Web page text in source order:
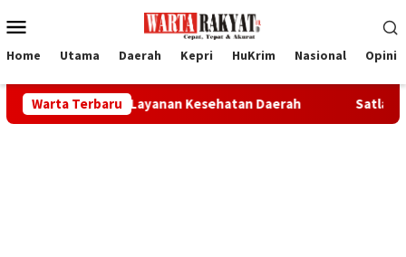
ke
Mobile
Home Utama Daerah Kepri HuKrim Nasional Opini
Warta Terbaru
Perkuat Layanan Kesehatan Daerah Satlantas Polres